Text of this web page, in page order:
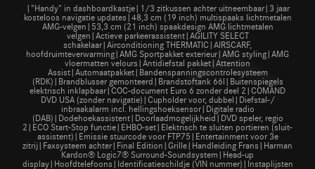
|"Handy" in dashboardkastje|1/3 zitkussen achter uitneembaar|3 jaar
kosteloos navigatie updates|48,3 cm (19 inch) multispaaks lichtmetalen
AMG-velgen|53,3 cm (21 inch) spaakdesign AMG lichtmetalen
velgen|Actieve parkeerassistent|AGILITY SELECT
schakelaar|Airconditioning THERMATIC|AIRSCARF,
hoofdruimteverwarming|AMG Sportpakket exterieur|AMG styling|AMG
vloermatten velours|Antidiefstal pakket|Attention
Assist|Automaatpakket|Bandenspanningscontrolesysteem
(RDK)|Brandblusser gemonteerd|Brandstoftank 66l|Buitenspiegels
elektrisch inklapbaar|COC-document Euro 6 zonder deel 2|COMAND
DVD USA (zonder navigatie)|Cupholder voor, dubbel|Diefstal-/
inbraakalarm incl. hellingshoeksensor|Digitale radio
(DAB)|Dodehoekassistent|Doorlaadmogelijkheid|DVD speler, regio
2|ECO Start-Stop functie|EHBO-set|Elektrisch te sluiten portieren (sluit-
assistent)|Emissie stuurcode voor FTP75|Entertainment voor 3e
zitrij|Faxsysteem achter|Final Edition|Grille|Handleiding Frans|Harman
Kardon® Logic7® Surround-Soundsystem|Head-up
display|Hoofdtelefoons|Identificatieschildje (VIN nummer)|Instaplijsten